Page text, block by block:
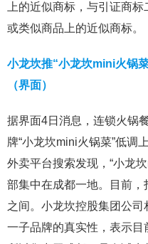
上的近似商标，与引证商
或类似商品上的近似商标。
小龙坎推“小龙坎mini火锅
（界面）
据界面4日消息，连锁火锅
牌“小龙坎mini火锅菜”低调
外卖平台搜索发现，“小龙
部集中在成都一地。目前
之间。小龙坎控股集团公
一子品牌的真实性，表示